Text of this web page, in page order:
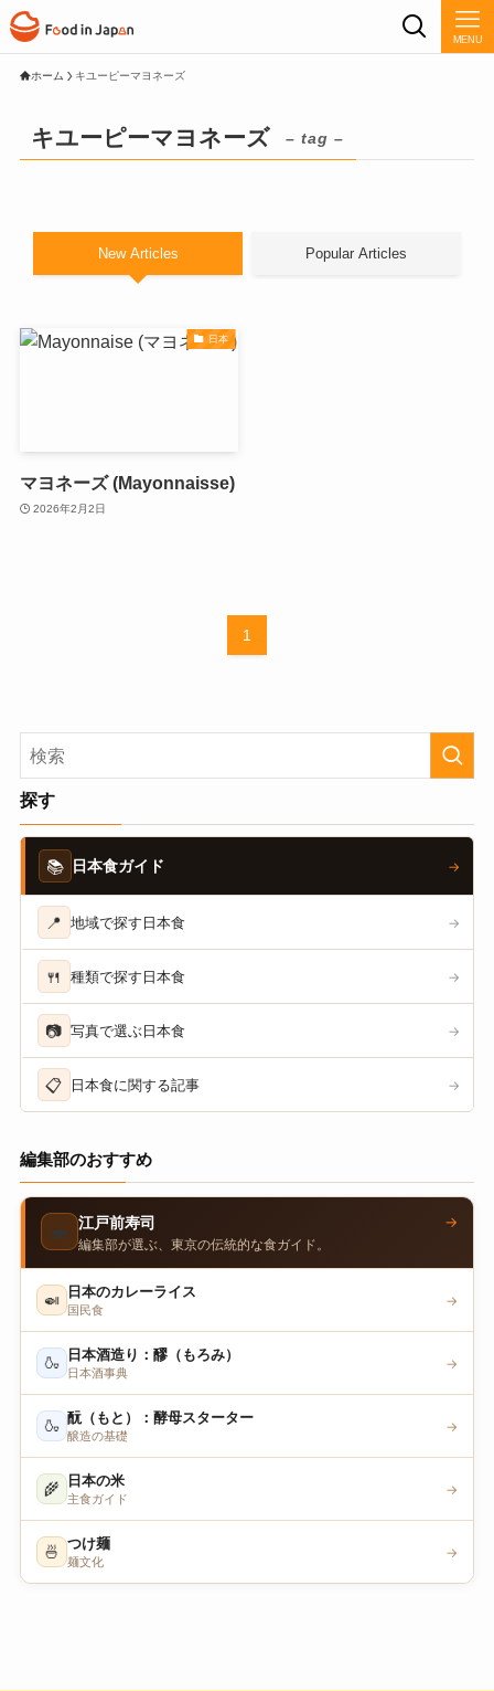
MENU
ホーム キユーピーマヨネーズ
キユーピーマヨネーズ – tag –
New Articles Popular Articles
日本
マヨネーズ (Mayonnaisse)
2026年2月2日
1
探す
📚 日本食ガイド →
📍 地域で探す日本食 →
🍴 種類で探す日本食 →
📷 写真で選ぶ日本食 →
📋 日本食に関する記事 →
編集部のおすすめ
🍣 江戸前寿司
編集部が選ぶ、東京の伝統的な食ガイド。
→
🍛 日本のカレーライス
国民食
→
🍶 日本酒造り：醪（もろみ）
日本酒事典
→
🍶 酛（もと）：酵母スターター
醸造の基礎
→
🌾 日本の米
主食ガイド
→
🍜 つけ麺
麺文化
→